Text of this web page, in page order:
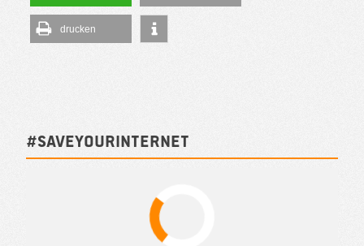
drucken
#SAVEYOURINTERNET